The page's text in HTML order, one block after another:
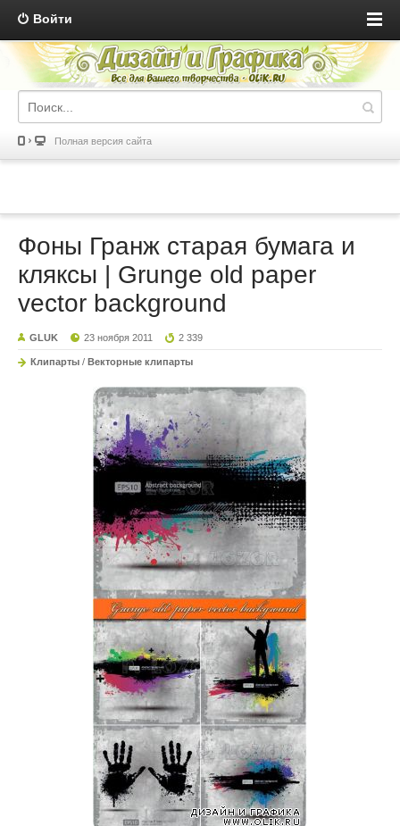
Войти
Полная версия сайта
Фоны Гранж старая бумага и
кляксы | Grunge old paper
vector background
GLUK 23 ноября 2011 2 339
Клипарты / Векторные клипарты